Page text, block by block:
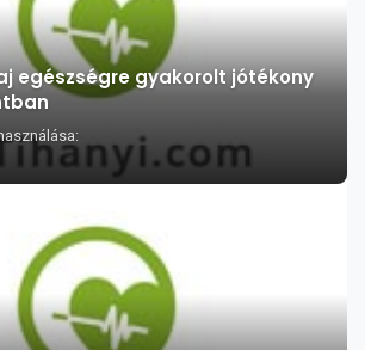
egészségre gyakorolt jótékony